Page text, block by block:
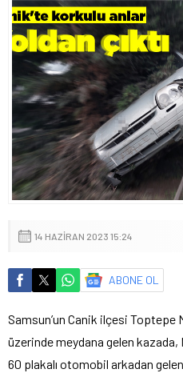
14 HAZIRAN 2023 15:24
ABONE OL
Samsun’un Canik ilçesi Toptepe
üzerinde meydana gelen
60 plakalı otomobil arkadan